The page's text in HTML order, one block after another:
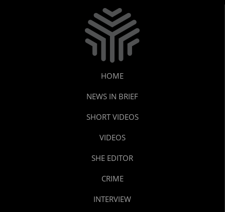
HOME
NEWS IN BRIEF
SHORT VIDEOS
VIDEOS
SHE EDITOR
CRIME
INTERVIEW